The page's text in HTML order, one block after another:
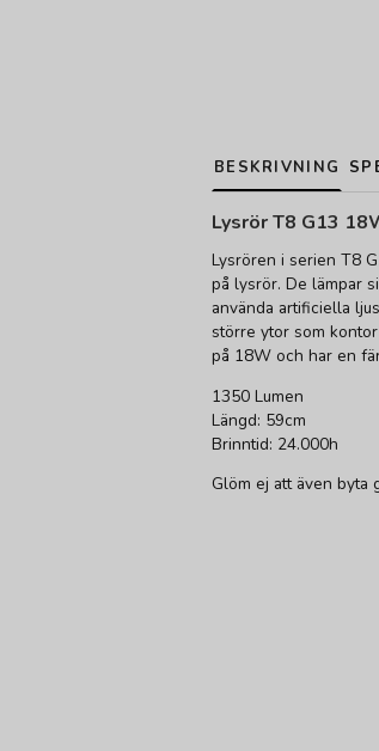
BESKRIVNING
Lysrör T8 G13
Lysrören i serien T8
på lysrör. De lämpar
använda artificiella
större ytor som
på 18W och har en
1350 Lumen
Längd: 59cm
Brinntid: 24.000h
Glöm ej att även byta